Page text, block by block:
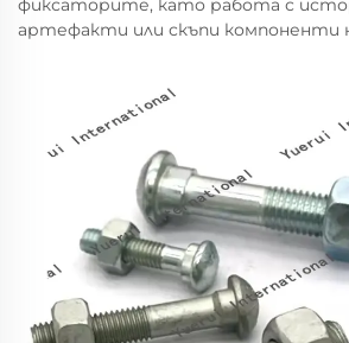
фиксаторите, като работа с
артефакти или скъпи компоненти